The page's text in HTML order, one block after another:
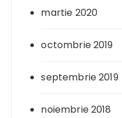
martie 2020
octombrie 2019
septembrie 2019
noiembrie 2018